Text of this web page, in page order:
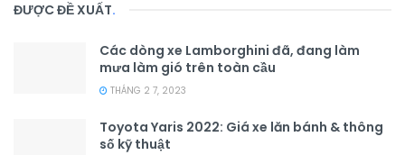
ĐƯỢC ĐỀ XUẤT.
Các dòng xe Lamborghini đã, đang làm
mưa làm gió trên toàn cầu
THÁNG 2 7, 2023
Toyota Yaris 2022: Giá xe lăn bánh & thông
số kỹ thuật